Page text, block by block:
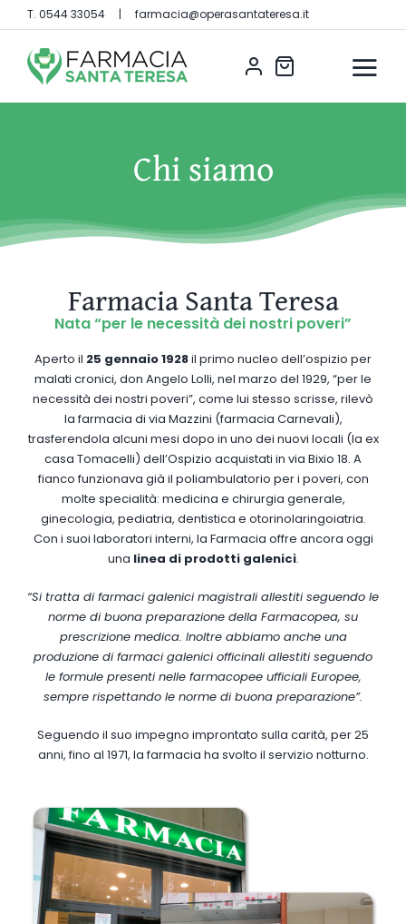
Salta
al
contenuto
T. 0544 33054| farmacia@operasantateresa.it
Chi siamo
Farmacia Santa Teresa
Nata “per le necessità dei nostri poveri”
Aperto il 25 gennaio 1928il primo nucleo dell’ospizio per
malati cronici, don Angelo Lolli, nel marzo del 1929, “per le
necessità dei nostri poveri”, come lui stesso scrisse, rilevò
la farmacia di via Mazzini (farmacia Carnevali),
trasferendola alcuni mesi dopo in uno dei nuovi locali (la ex
casa Tomacelli) dell’Ospizio acquistati in via Bixio 18. A
fianco funzionava già il poliambulatorio per i poveri, con
molte specialità: medicina e chirurgia generale,
ginecologia, pediatria, dentistica e otorinolaringoiatria.
Con i suoi laboratori interni, la Farmacia offre ancora oggi
una linea di prodotti galenici.
“Si tratta di farmaci galenici magistrali allestiti seguendo le
norme di buona preparazione della Farmacopea, su
prescrizione medica. Inoltre abbiamo anche una
produzione di farmaci galenici officinali allestiti seguendo
le formule presenti nelle farmacopee ufficiali Europee,
sempre rispettando le norme di buona preparazione”.
Seguendo il suo impegno improntato sulla carità, per 25
anni, fino al 1971, la farmacia ha svolto il servizio notturno.